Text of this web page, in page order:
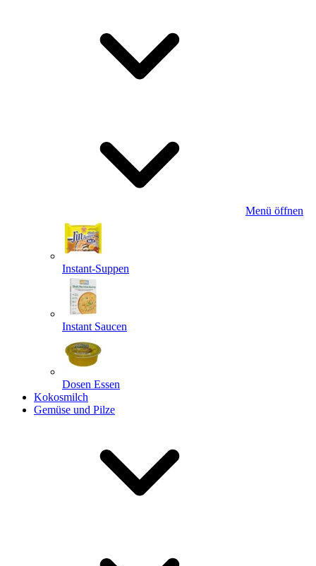
Menü öffnen
Instant-Suppen
Instant Saucen
Dosen Essen
Kokosmilch
Gemüse und Pilze